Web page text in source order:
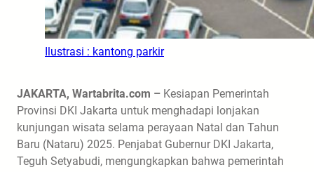
Ilustrasi : kantong parkir
JAKARTA, Wartabrita.com – Kesiapan Pemerintah
Provinsi DKI Jakarta untuk menghadapi lonjakan
kunjungan wisata selama perayaan Natal dan Tahun
Baru (Nataru) 2025. Penjabat Gubernur DKI Jakarta,
Teguh Setyabudi, mengungkapkan bahwa pemerintah